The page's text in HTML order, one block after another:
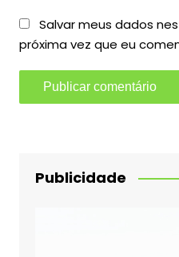
Salvar meus dados
próxima vez que eu
Publicidade